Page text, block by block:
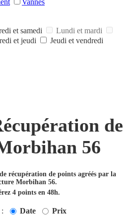
Vannes
et samedi
Lundi et mardi
et jeudi Jeudi et vendredi
de
56
récupération de points agréés par la
Morbihan 56.
4 points en 48h.
: Date Prix